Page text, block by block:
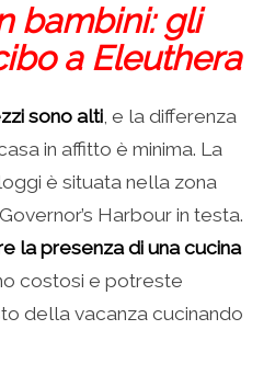
bambini: gli
a Eleuthera
sono alti, e la differenza
in affitto è minima. La
è situata nella zona
Harbour in testa.
la presenza di una cucina
costosi e potreste
della vacanza cucinando